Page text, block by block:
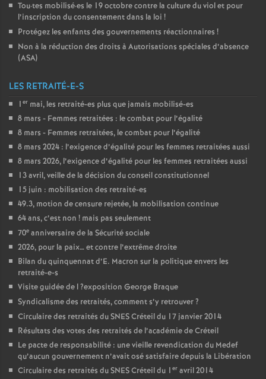
Tou·tes mobilisé·es le 19 octobre contre la culture du viol et pour
l’inscription du consentement dans la loi !
Protégez les enfants des gouvernements réactionnaires !
Non à la réduction des droits à Autorisations spéciales d’absence
(ASA)
LES RETRAITÉ-E-S
1 er mai, les retraité-es plus que jamais mobilisé-es
8 mars - Femmes retraitées : le combat pour l’égalité
8 mars - Femmes retraitées, le combat pour l’égalité
8 mars 2024 : l’exigence d’égalité pour les femmes retraitées aussi
8 mars 2026, l’exigence d’égalité pour les femmes retraitées aussi
13 avril, veille de la décision du conseil constitutionnel
15 juin : mobilisation des retraité-es
49.3, motion de censure rejetée, la mobilisation continue
64 ans, c’est non ! mais pas seulement
70e anniversaire de la Sécurité sociale
2026, pour la paix… et contre l’extrême droite
Bilan du quinquennat d’E. Macron sur la politique envers les
retraité-e-s
Visite guidée de l?exposition George Braque
Syndicalisme des retraités, comment s’y retrouver?
Circulaire des retraités duSNESCréteil du 17 janvier 2014
Résultats des votes des retraités de l’académie de Créteil
Le pacte de responsabilité : une vieille revendication du Medef
qu’aucun gouvernement n’avait osé satisfaire depuis la Libération
Circulaire des retraités duSNESCréteil du 1 er avril 2014